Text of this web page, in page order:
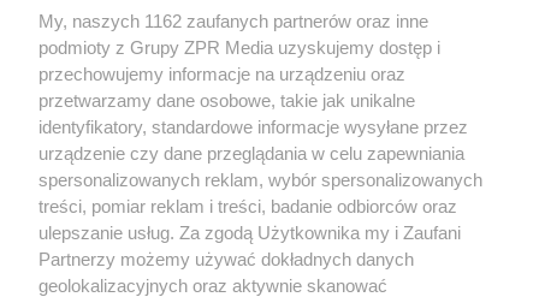
Żaden utwór zamieszczony w serwisie nie może być powielany i
rozpowszechniany lub dalej rozpowszechniany w jakikolwiek sposób
(w tym także elektroniczny lub mechaniczny) na jakimkolwiek polu
eksploatacji w jakiejkolwiek formie, włącznie z umieszczaniem w
Internecie bez pisemnej zgody właściciela praw. Jakiekolwiek użycie
lub wykorzystanie utworów w całości lub w części z naruszeniem
prawa, tzn. bez właściwej zgody, jest zabronione pod groźbą kary i
może być ścigane prawnie.
My, naszych 1162 zaufanych partnerów oraz inne
podmioty z Grupy ZPR Media uzyskujemy dostęp i
przechowujemy informacje na urządzeniu oraz
przetwarzamy dane osobowe, takie jak unikalne
identyfikatory, standardowe informacje wysyłane przez
urządzenie czy dane przeglądania w celu zapewniania
spersonalizowanych reklam, wybór spersonalizowanych
treści, pomiar reklam i treści, badanie odbiorców oraz
ulepszanie usług. Za zgodą Użytkownika my i Zaufani
Partnerzy możemy używać dokładnych danych
geolokalizacyjnych oraz aktywnie skanować